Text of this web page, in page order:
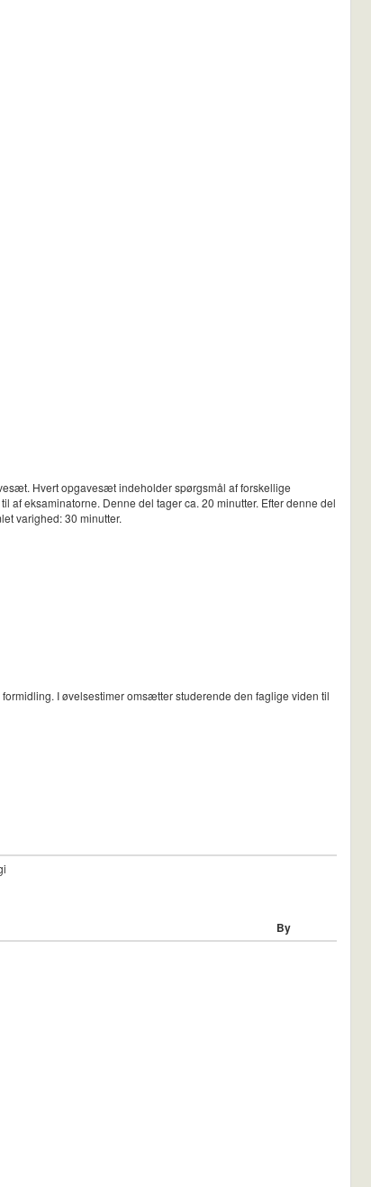
Hvert opgavesæt indeholder spørgsmål af forskellige
eksaminatorne. Denne del tager ca. 20 minutter. Efter denne del
varighed: 30 minutter.
I øvelsestimer omsætter studerende den faglige viden til
By